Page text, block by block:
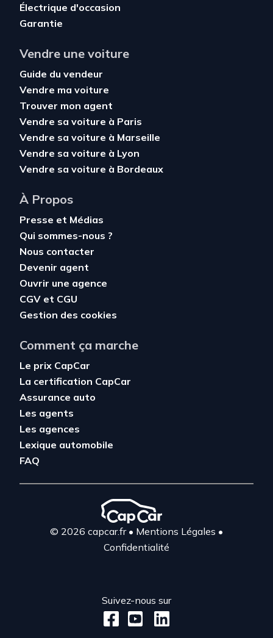
Électrique d'occasion
Garantie
Vendre une voiture
Guide du vendeur
Vendre ma voiture
Trouver mon agent
Vendre sa voiture à Paris
Vendre sa voiture à Marseille
Vendre sa voiture à Lyon
Vendre sa voiture à Bordeaux
À Propos
Presse et Médias
Qui sommes-nous ?
Nous contacter
Devenir agent
Ouvrir une agence
CGV et CGU
Gestion des cookies
Comment ça marche
Le prix CapCar
La certification CapCar
Assurance auto
Les agents
Les agences
Lexique automobile
FAQ
© 2026 capcar.fr• Mentions Légales •
Confidentialité
Suivez-nous sur